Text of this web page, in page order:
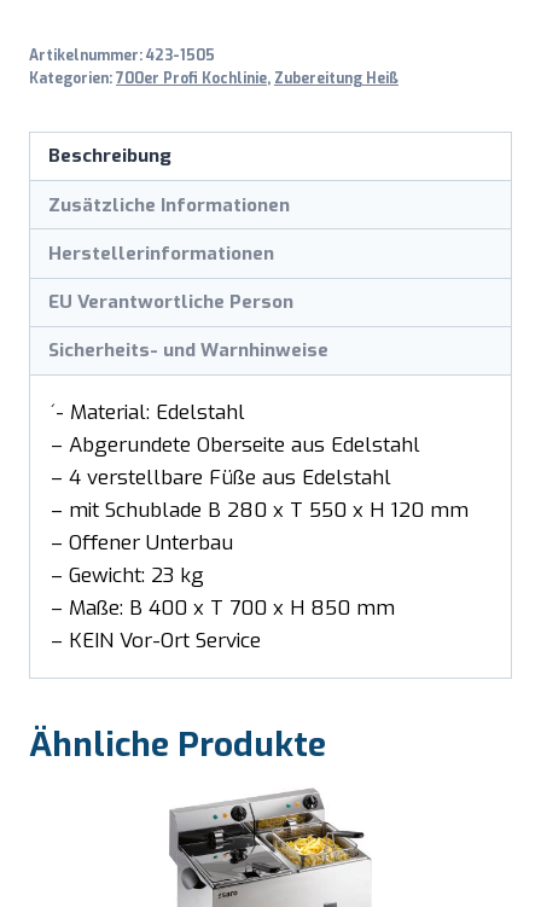
Artikelnummer:423-1505
Kategorien:700er Profi Kochlinie, Zubereitung Heiß
Beschreibung
Zusätzliche Informationen
Herstellerinformationen
EU Verantwortliche Person
Sicherheits- und Warnhinweise
´- Material: Edelstahl
– Abgerundete Oberseite aus Edelstahl
– 4 verstellbare Füße aus Edelstahl
– mit Schublade B 280 x T 550 x H 120 mm
– Offener Unterbau
– Gewicht: 23 kg
– Maße: B 400 x T 700 x H 850 mm
– KEIN Vor-Ort Service
Ähnliche Produkte